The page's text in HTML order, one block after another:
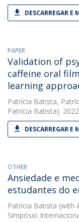
DESCARREGAR E
PAPER
Validation of
caffeine oral
learning
Patrícia Batista,
Patrícia Batista).
DESCARREGAR E
OTHER
Ansiedade e
estudantes do
Patrícia Batista (with
Simpósio